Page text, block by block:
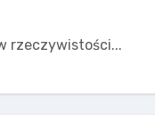
rzeczywistości...